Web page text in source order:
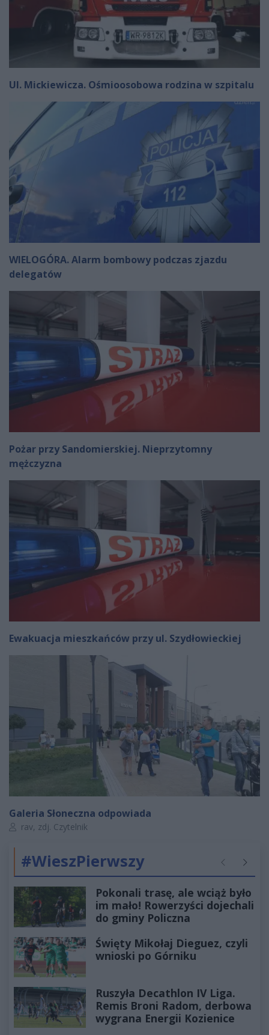
Ul. Mickiewicza. Ośmioosobowa rodzina w szpitalu
WIELOGÓRA. Alarm bombowy podczas zjazdu
delegatów
Pożar przy Sandomierskiej. Nieprzytomny
mężczyzna
Ewakuacja mieszkańców przy ul. Szydłowieckiej
Galeria Słoneczna odpowiada
Autor artykułu:
rav, zdj. Czytelnik
#WieszPierwszy Poprzednie
Pokonali trasę, ale wciąż było
im mało! Rowerzyści dojechali
do gminy Policzna
Święty Mikołaj Dieguez, czyli
wnioski po Górniku
Ruszyła Decathlon IV Liga.
Remis Broni Radom, derbowa
wygrana Energii Kozienice